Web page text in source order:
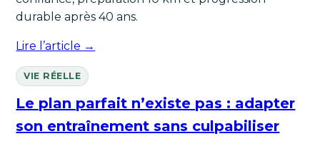
durable après 40 ans.
Lire l’article →
VIE RÉELLE
Le plan parfait n’existe pas : adapter
son entraînement sans culpabiliser